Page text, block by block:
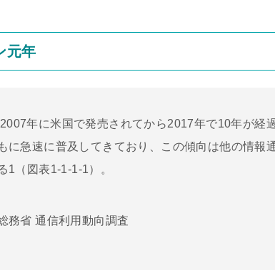
元年
年に米国で発売されてから2017年で10年が経
に急速に普及してきており、この傾向は他の情報
1（図表1-1-1-1）。
務省 通信利用動向調査